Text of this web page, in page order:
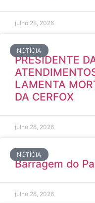
julho 28, 2026
NOTÍCIA
PRESIDENTE
LAMENTA
DA CERFOX
julho 28, 2026
NOTÍCIA
Barragem do
julho 28, 2026